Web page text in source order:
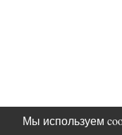
Мы используем